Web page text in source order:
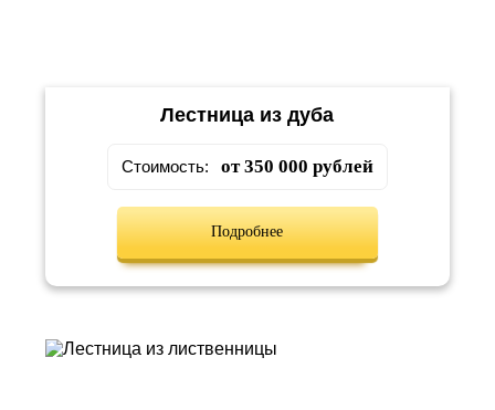
Лестница из дуба
Стоимость: от 350 000 рублей
Подробнее